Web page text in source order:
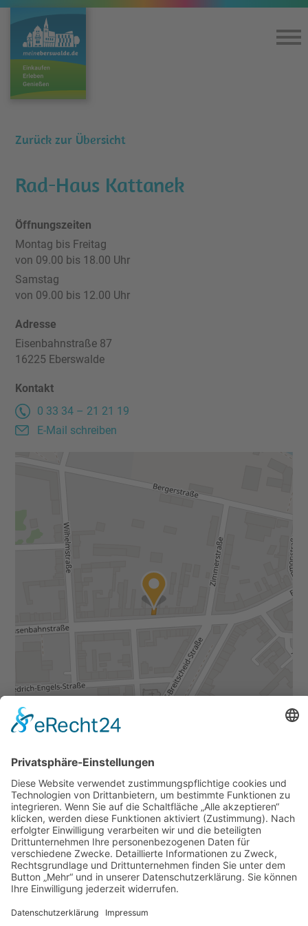
Home
Einkaufen & Genießen
Kultur
Service
Kontakt
Datenschutz
Zurück zur Übersicht
Rad-Haus Kattanek
Öffnungszeiten
Montag bis Freitag
von 09.00 bis 18.00 Uhr
Samstag
von 09.00 bis 12.00 Uhr
Adresse
Eisenbahnstraße 87
16225 Eberswalde
Kontakt
0 33 34 – 21 21 19
E-Mail schreiben